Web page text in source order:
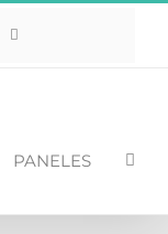
PANELES